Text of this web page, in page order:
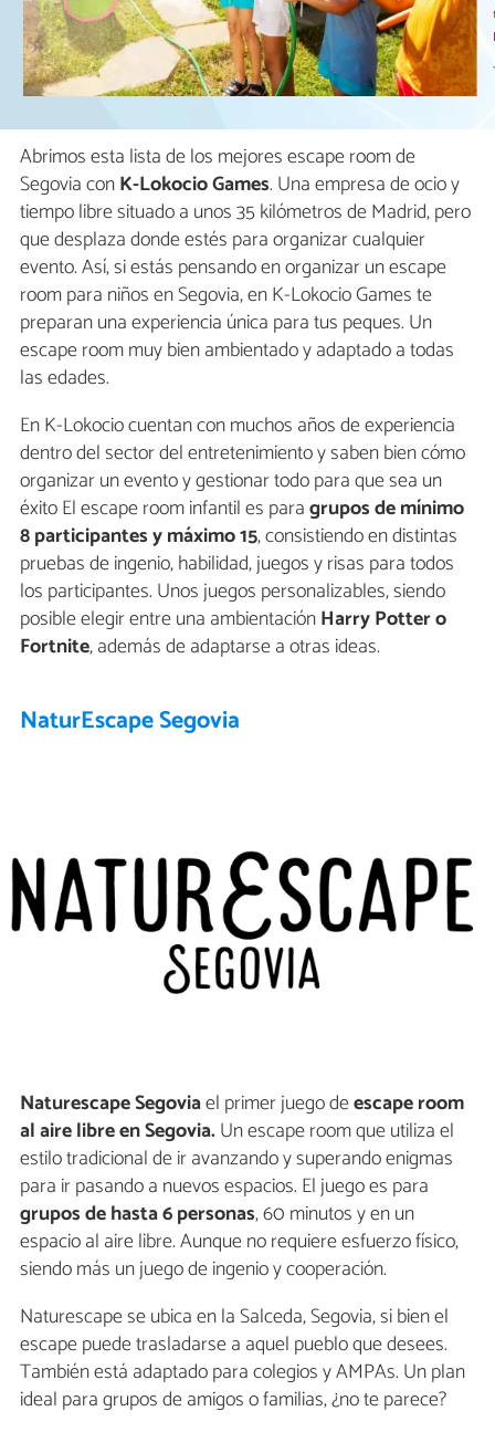
Abrimos esta lista de los mejores escape room de
Segovia conK-Lokocio Games. Una empresa de ocio y
tiempo libre situado a unos 35 kilómetros de Madrid, pero
que desplaza donde estés para organizar cualquier
evento. Así, si estás pensando en organizar un escape
room para niños en Segovia, en K-Lokocio Games te
preparan una experiencia única para tus peques. Un
escape room muy bien ambientado y adaptado a todas
las edades.
En K-Lokocio cuentan con muchos años de experiencia
dentro del sector del entretenimiento y saben bien cómo
organizar un evento y gestionar todo para que sea un
éxito El escape room infantil es paragrupos de mínimo
8 participantes y máximo 15, consistiendo en distintas
pruebas de ingenio, habilidad, juegos y risas para todos
los participantes. Unos juegos personalizables, siendo
posible elegir entre una ambientaciónHarry Potter o
Fortnite, además de adaptarse a otras ideas.
NaturEscape Segovia
Naturescape Segoviael primer juego deescape room
al aire libre en Segovia.Un escape room que utiliza el
estilo tradicional de ir avanzando y superando enigmas
para ir pasando a nuevos espacios. El juego es para
grupos de hasta 6 personas, 60 minutos y en un
espacio al aire libre. Aunque no requiere esfuerzo físico,
siendo más un juego de ingenio y cooperación.
Naturescape se ubica en la Salceda, Segovia, si bien el
escape puede trasladarse a aquel pueblo que desees.
También está adaptado para colegios y AMPAs. Un plan
ideal para grupos de amigos o familias, ¿no te parece?